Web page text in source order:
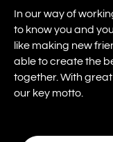
In our way of
to know you and
like making new
able to create the
together. With
our key motto.